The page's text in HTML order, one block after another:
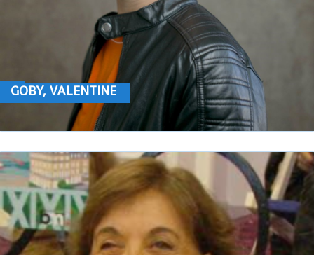
GOBY, VALENTINE